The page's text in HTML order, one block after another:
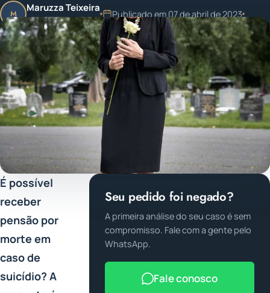
M Maruzza Teixeira
OAB/MA 11.810
Publicado em 07 de abril de 2023
1 min de leitura
É possível
receber
pensão por
morte em
caso de
suicídio? A
Seu pedido foi negado?
A primeira análise do seu caso é sem
compromisso. Fale com a gente pelo
WhatsApp.
Fale conosco